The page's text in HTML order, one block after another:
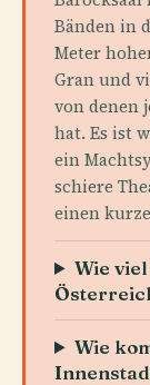
Bänden in
Meter
Gran und
von denen
hat. Es ist
ein
schiere
einen
Wie
Wie